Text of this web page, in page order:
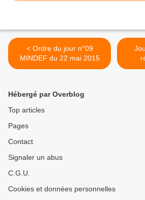
< Ordre du jour n°09
MINDEF du 22 mai 2015
Hébergé par Overblog
Top articles
Pages
Contact
Signaler un abus
C.G.U.
Cookies et données personnelles